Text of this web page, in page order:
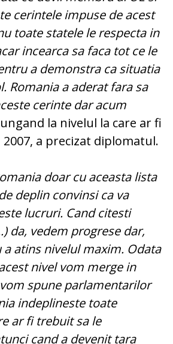
cerintele impuse de acest
toate statele le respecta in
incearca sa faca tot ce le
a demonstra ca situatia
Romania a aderat fara sa
cerinte dar acum
la nivelul la care ar fi
a precizat diplomatul.
doar cu aceasta lista
deplin convinsi ca va
lucruri. Cand citesti
da, vedem progrese dar,
a atins nivelul maxim. Odata
nivel vom merge in
spune parlamentarilor
indeplineste toate
ar fi trebuit sa le
cand a devenit tara